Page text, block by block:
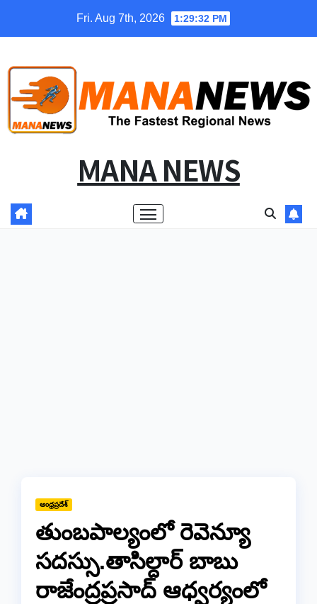
Fri. Aug 7th, 2026 1:29:33 PM
MANA NEWS
ఆంధ్రప్రదేశ్
తుంబపాల్యంలో రెవెన్యూ
సదస్సు.తాసిల్దార్ బాబు
రాజేంద్రప్రసాద్ ఆధ్వర్యంలో